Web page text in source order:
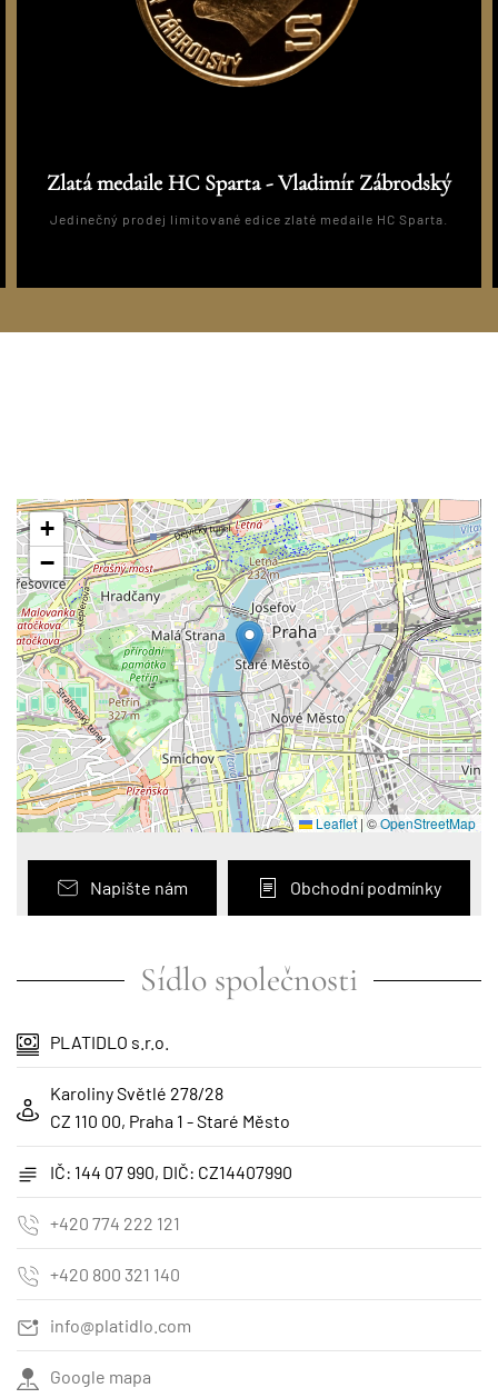
Zlatá medaile HC Sparta - Vladimír Zábrodský
Jedinečný prodej limitované edice zlaté medaile HC Sparta.
+
−
Leaflet |©OpenStreetMap
Napište nám Obchodní podmínky
Sídlo společnosti
PLATIDLO s.r.o.
Karoliny Světlé 278/28
CZ 110 00, Praha 1 - Staré Město
IČ: 144 07 990, DIČ: CZ14407990
+420 774 222 121
+420 800 321 140
info@platidlo.com
Google mapa